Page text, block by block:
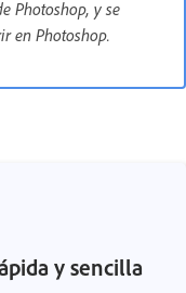
Photoshop, y se
en Photoshop.
y sencilla